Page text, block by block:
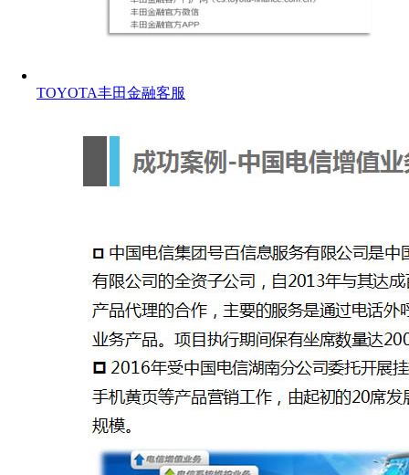
TOYOTA丰田金融客服